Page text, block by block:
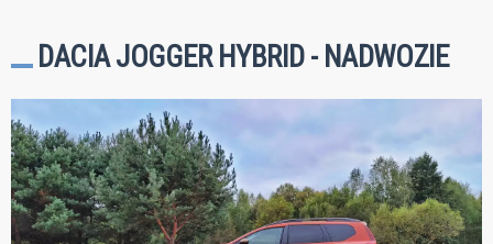
DACIA JOGGER HYBRID - NADWOZIE